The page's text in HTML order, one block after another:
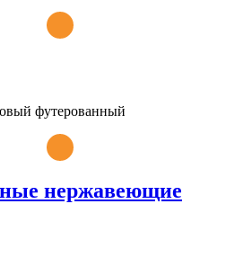
футерованный
нержавеющие